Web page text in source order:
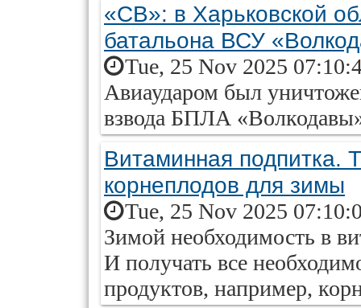
«СВ»: в Харьковской
батальона ВСУ
Tue, 25 Nov 2025
Авиаударом был
взвода БПЛА
Витаминная подпитка.
корнеплодов для зимы
Tue, 25 Nov 2025
Зимой необходимость в
И получать все
продуктов, например,